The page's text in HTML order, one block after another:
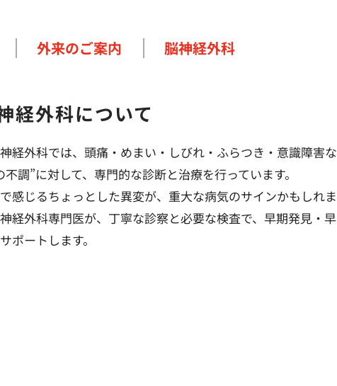
外来のご案内 脳神経外科
経外科について
経外科では、頭痛・めまい・しびれ・ふらつき・意識障害な
不調”に対して、専門的な診断と治療を行っています。
感じるちょっとした異変が、重大な病気のサインかもしれま
経外科専門医が、丁寧な診察と必要な検査で、早期発見・早
ポートします。